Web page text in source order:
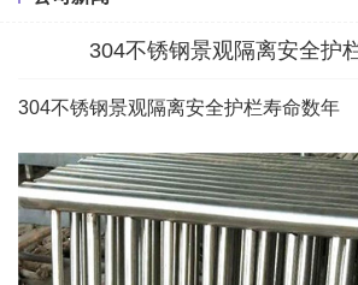
304不锈钢景观隔离安全护
304不锈钢景观隔离安全护栏寿命数年